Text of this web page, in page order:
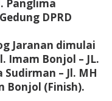
Panglima
DPRD
Jaranan dimulai
Imam Bonjol – JL.
Sudirman – Jl. MH
Bonjol (Finish).